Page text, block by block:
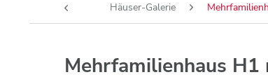
Häuser-Galerie
Mehrfamilienhaus